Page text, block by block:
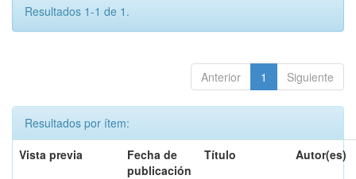
Resultados 1-1 de 1.
Anterior 1 Siguiente
Resultados por ítem:
Vista previa
Fecha de
publicación
Título Autor(es)